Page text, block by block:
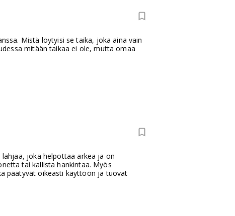
Mistä löytyisi se taika, joka aina vain
mitään taikaa ei ole, mutta omaa
joka helpottaa arkea ja on
tai kallista hankintaa. Myös
päätyvät oikeasti käyttöön ja tuovat